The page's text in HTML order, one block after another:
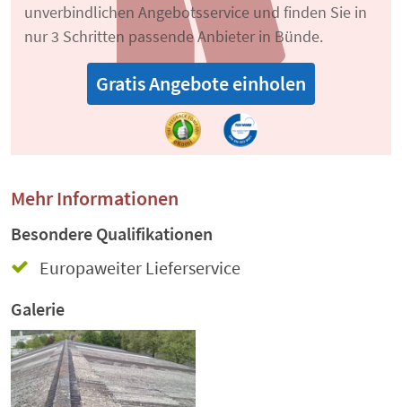
unverbindlichen Angebotsservice und finden Sie in
nur 3 Schritten passende Anbieter in Bünde.
Gratis Angebote einholen
Mehr Informationen
Besondere Qualifikationen
Europaweiter Lieferservice
Galerie